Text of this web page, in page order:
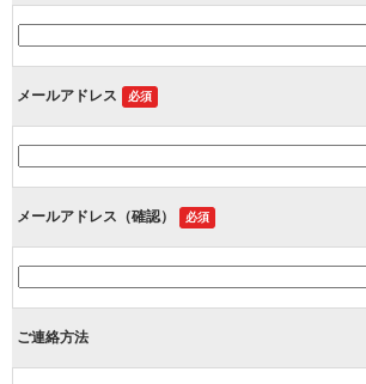
メールアドレス 必須
メールアドレス（確認） 必須
ご連絡方法